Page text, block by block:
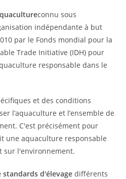
connu sous
indépendante à but
par le Fonds mondial pour la
Trade Initiative (IDH) pour
responsable dans le
et des conditions
l’aquaculture et l’ensemble de
C'est précisément pour
une aquaculture responsable
sur l'environnement.
standards d'élevage différents